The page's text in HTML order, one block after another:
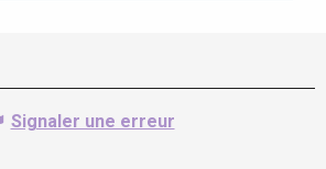
Signaler une erreur